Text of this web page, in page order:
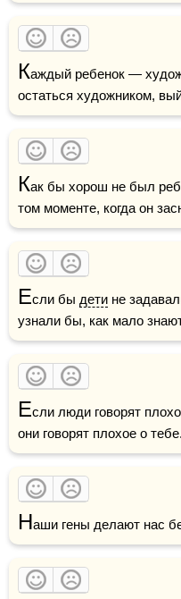
Каждый ребенок —
остаться художником,
Как бы хорош не был
том моменте, когда он
Если бы дети не
узнали бы, как мало
Если люди говорят
они говорят плохое о тебе.
Наши гены делают нас